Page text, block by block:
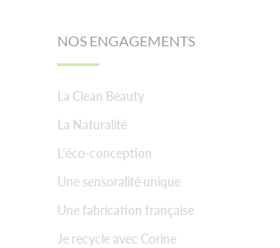
NOS ENGAGEMENTS
La Clean Beauty
La Naturalité
L'éco-conception
Une sensoralité unique
Une fabrication française
Je recycle avec Corine